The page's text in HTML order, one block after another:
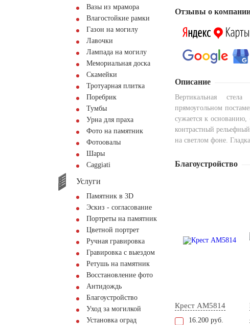
Вазы из мрамора
Влагостойкие рамки
Газон на могилу
Лавочки
Лампада на могилу
Мемориальная доска
Скамейки
Тротуарная плитка
Поребрик
Тумбы
Урна для праха
Фото на памятник
Фотоовалы
Шары
Сaggiati
Услуги
Памятник в 3D
Эскиз - согласование
Портреты на памятник
Цветной портрет
Ручная гравировка
Гравировка с выездом
Ретушь на памятник
Восстановление фото
Антидождь
Благоустройство
Уход за могилкой
Установка оград
Отзывы о
Описание
Вертикальная
прямоугольном
сужается к
контрастный
на светлом фоне.
Благоустройство
Крест AM5814
16.200 руб.